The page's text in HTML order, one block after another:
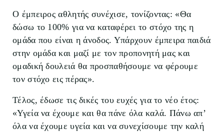
Ο έμπειρος αθλητής συνέχισε, τονίζοντας: «Θα
δώσω το 100% για να καταφέρει το στόχο της η
ομάδα που είναι η άνοδος. Υπάρχουν έμπειρα παιδιά
στην ομάδα και μαζί με τον προπονητή μας και
ομαδική δουλειά θα προσπαθήσουμε να φέρουμε
τον στόχο εις πέρας».
Τέλος, έδωσε τις δικές του ευχές για το νέο έτος:
«Υγεία να έχουμε και θα πάνε όλα καλά. Πάνω απ’
όλα να έχουμε υγεία και να συνεχίσουμε την καλή